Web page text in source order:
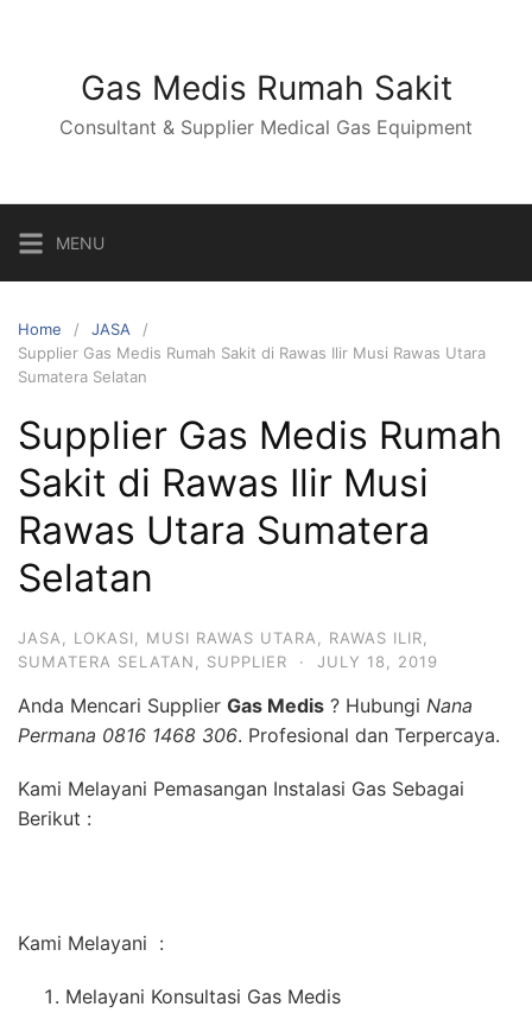
Gas Medis Rumah Sakit
Consultant & Supplier Medical Gas Equipment
MENU
Home
JASA
Supplier Gas Medis Rumah Sakit di Rawas Ilir Musi Rawas Utara
Sumatera Selatan
Supplier Gas Medis Rumah
Sakit di Rawas Ilir Musi
Rawas Utara Sumatera
Selatan
JASA LOKASI MUSI RAWAS UTARA RAWAS ILIR
SUMATERA SELATAN
SUPPLIER · JULY 18, 2019
Anda Mencari Supplier Gas Medis ? Hubungi Nana
Permana 0816 1468 306. Profesional dan Terpercaya.
Kami Melayani Pemasangan Instalasi Gas Sebagai
Berikut :
Kami Melayani :
Melayani Konsultasi Gas Medis